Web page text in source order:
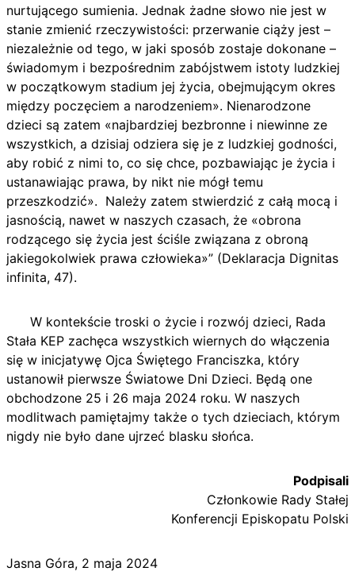
nurtującego sumienia. Jednak żadne słowo nie jest w
stanie zmienić rzeczywistości: przerwanie ciąży jest –
niezależnie od tego, w jaki sposób zostaje dokonane –
świadomym i bezpośrednim zabójstwem istoty ludzkiej
w początkowym stadium jej życia, obejmującym okres
między poczęciem a narodzeniem». Nienarodzone
dzieci są zatem «najbardziej bezbronne i niewinne ze
wszystkich, a dzisiaj odziera się je z ludzkiej godności,
aby robić z nimi to, co się chce, pozbawiając je życia i
ustanawiając prawa, by nikt nie mógł temu
przeszkodzić». Należy zatem stwierdzić z całą mocą i
jasnością, nawet w naszych czasach, że «obrona
rodzącego się życia jest ściśle związana z obroną
jakiegokolwiek prawa człowieka»” (Deklaracja Dignitas
infinita, 47).
W kontekście troski o życie i rozwój dzieci, Rada
Stała KEP zachęca wszystkich wiernych do włączenia
się w inicjatywę Ojca Świętego Franciszka, który
ustanowił pierwsze Światowe Dni Dzieci. Będą one
obchodzone 25 i 26 maja 2024 roku. W naszych
modlitwach pamiętajmy także o tych dzieciach, którym
nigdy nie było dane ujrzeć blasku słońca.
Podpisali
Członkowie Rady Stałej
Konferencji Episkopatu Polski
Jasna Góra, 2 maja 2024